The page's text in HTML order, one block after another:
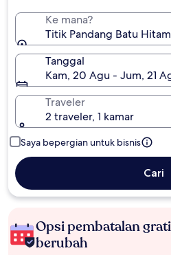
Ke mana?
Titik Pandang Batu
Tanggal
Kam, 20 Agu - Jum, 21
Traveler
2 traveler, 1 kamar
Saya bepergian untuk bisnis
Cari
Opsi pembatalan
berubah